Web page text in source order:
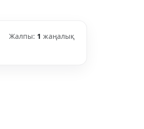
Жалпы: 1 жаңалық